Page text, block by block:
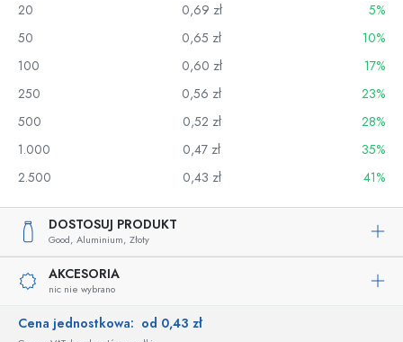
20
0,69 zł
5%
50
0,65 zł
10%
100
0,60 zł
17%
250
0,56 zł
23%
500
0,52 zł
28%
1.000
0,47 zł
35%
2.500
0,43 zł 41%
DOSTOSUJ PRODUKT
Good, Aluminium, Złoty
AKCESORIA
nic nie wybrano
Cena jednostkowa: od 0,43 zł